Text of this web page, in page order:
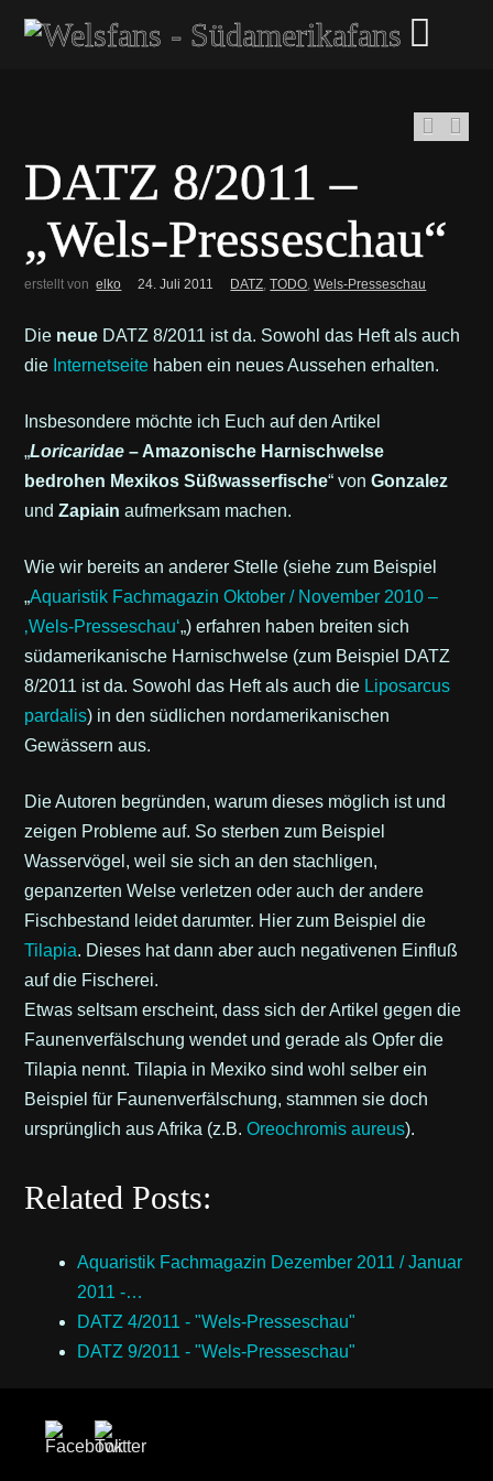
DATZ 8/2011 –
„Wels-Presseschau“
erstellt von elko 24. Juli 2011 DATZ,TODO,Wels-Presseschau
Die neue DATZ 8/2011 ist da. Sowohl das Heft als auch
die Internetseite haben ein neues Aussehen erhalten.
Insbesondere möchte ich Euch auf den Artikel
„Loricaridae – Amazonische Harnischwelse
bedrohen Mexikos Süßwasserfische“ vonGonzalez
undZapiain aufmerksam machen.
Wie wir bereits an anderer Stelle (siehe zum Beispiel
„Aquaristik Fachmagazin Oktober / November 2010 –
‚Wels-Presseschau‘„) erfahren haben breiten sich
südamerikanische Harnischwelse (zum Beispiel DATZ
8/2011 ist da. Sowohl das Heft als auch die Liposarcus
pardalis) in den südlichen nordamerikanischen
Gewässern aus.
Die Autoren begründen, warum dieses möglich ist und
zeigen Probleme auf. So sterben zum Beispiel
Wasservögel, weil sie sich an den stachligen,
gepanzerten Welse verletzen oder auch der andere
Fischbestand leidet darumter. Hier zum Beispiel die
Tilapia. Dieses hat dann aber auch negativenen Einfluß
auf die Fischerei.
Etwas seltsam erscheint, dass sich der Artikel gegen die
Faunenverfälschung wendet und gerade als Opfer die
Tilapia nennt. Tilapia in Mexiko sind wohl selber ein
Beispiel für Faunenverfälschung, stammen sie doch
ursprünglich aus Afrika (z.B.Oreochromis aureus).
Related Posts:
Aquaristik Fachmagazin Dezember 2011 / Januar
2011 -…
DATZ 4/2011 - "Wels-Presseschau"
DATZ 9/2011 - "Wels-Presseschau"